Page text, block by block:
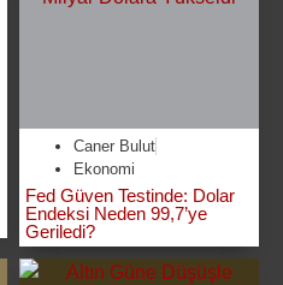
Caner Bulut
Ekonomi
Fed Güven Testinde: Dolar
Endeksi Neden 99,7’ye
Geriledi?